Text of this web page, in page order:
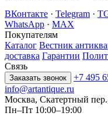
ВКонтакте · Telegram ·
WhatsApp · MAX
Покупателям
Каталог Вестник
доставка Гарантии
Связь
Заказать звонок +7 495
info@artantique.ru
Москва, Скатертный
Пн–Пт 10:00–19:00